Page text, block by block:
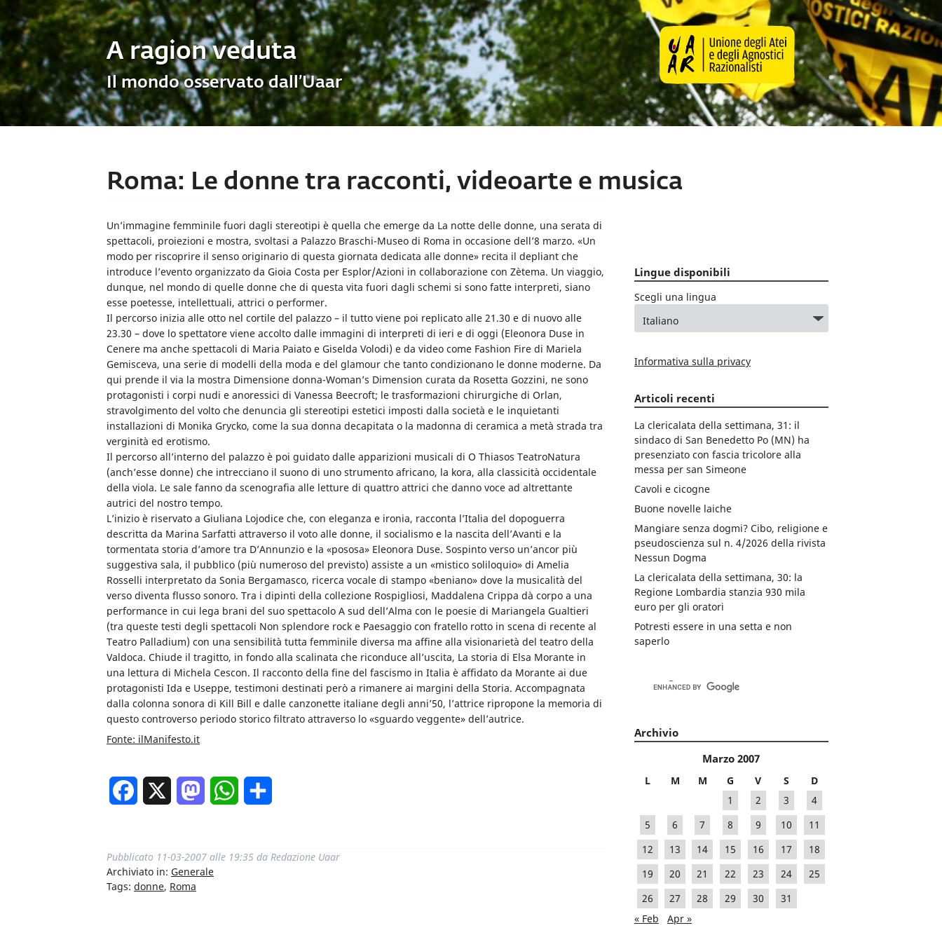
A ragion veduta
Il mondo osservato dall’Uaar
Roma: Le donne tra racconti, videoarte e musica
Un’immagine femminile fuori dagli stereotipi è quella che emerge da La notte delle donne, una serata di
spettacoli, proiezioni e mostra, svoltasi a Palazzo Braschi-Museo di Roma in occasione dell’8 marzo. «Un
modo per riscoprire il senso originario di questa giornata dedicata alle donne» recita il depliant che
introduce l’evento organizzato da Gioia Costa per Esplor/Azioni in collaborazione con Zètema. Un viaggio,
dunque, nel mondo di quelle donne che di questa vita fuori dagli schemi si sono fatte interpreti, siano
esse poetesse, intellettuali, attrici o performer.
Il percorso inizia alle otto nel cortile del palazzo – il tutto viene poi replicato alle 21.30 e di nuovo alle
23.30 – dove lo spettatore viene accolto dalle immagini di interpreti di ieri e di oggi (Eleonora Duse in
Cenere ma anche spettacoli di Maria Paiato e Giselda Volodi) e da video come Fashion Fire di Mariela
Gemisceva, una serie di modelli della moda e del glamour che tanto condizionano le donne moderne. Da
qui prende il via la mostra Dimensione donna-Woman’s Dimension curata da Rosetta Gozzini, ne sono
protagonisti i corpi nudi e anoressici di Vanessa Beecroft; le trasformazioni chirurgiche di Orlan,
stravolgimento del volto che denuncia gli stereotipi estetici imposti dalla società e le inquietanti
installazioni di Monika Grycko, come la sua donna decapitata o la madonna di ceramica a metà strada tra
verginità ed erotismo.
Il percorso all’interno del palazzo è poi guidato dalle apparizioni musicali di O Thiasos TeatroNatura
(anch’esse donne) che intrecciano il suono di uno strumento africano, la kora, alla classicità occidentale
della viola. Le sale fanno da scenografia alle letture di quattro attrici che danno voce ad altrettante
autrici del nostro tempo.
L’inizio è riservato a Giuliana Lojodice che, con eleganza e ironia, racconta l’Italia del dopoguerra
descritta da Marina Sarfatti attraverso il voto alle donne, il socialismo e la nascita dell’Avanti e la
tormentata storia d’amore tra D’Annunzio e la «pososa» Eleonora Duse. Sospinto verso un’ancor più
suggestiva sala, il pubblico (più numeroso del previsto) assiste a un «mistico soliloquio» di Amelia
Rosselli interpretato da Sonia Bergamasco, ricerca vocale di stampo «beniano» dove la musicalità del
verso diventa flusso sonoro. Tra i dipinti della collezione Rospigliosi, Maddalena Crippa dà corpo a una
performance in cui lega brani del suo spettacolo A sud dell’Alma con le poesie di Mariangela Gualtieri
(tra queste testi degli spettacoli Non splendore rock e Paesaggio con fratello rotto in scena di recente al
Teatro Palladium) con una sensibilità tutta femminile diversa ma affine alla visionarietà del teatro della
Valdoca. Chiude il tragitto, in fondo alla scalinata che riconduce all’uscita, La storia di Elsa Morante in
una lettura di Michela Cescon. Il racconto della fine del fascismo in Italia è affidato da Morante ai due
protagonisti Ida e Useppe, testimoni destinati però a rimanere ai margini della Storia. Accompagnata
dalla colonna sonora di Kill Bill e dalle canzonette italiane degli anni’50, l’attrice ripropone la memoria di
questo controverso periodo storico filtrato attraverso lo «sguardo veggente» dell’autrice.
Fonte: ilManifesto.it
Facebook MastodonWhatsApp
Pubblicato 11-03-2007 alle 19:35 da Redazione Uaar
Archiviato in: Generale
Tags: donne, Roma
Lingue disponibili
Scegli una lingua
Informativa sulla privacy
Articoli recenti
La clericalata della settimana, 31: il
sindaco di San Benedetto Po (MN) ha
presenziato con fascia tricolore alla
messa per san Simeone
Cavoli e cicogne
Buone novelle laiche
Mangiare senza dogmi? Cibo, religione e
pseudoscienza sul n. 4/2026 della rivista
Nessun Dogma
La clericalata della settimana, 30: la
Regione Lombardia stanzia 930 mila
euro per gli oratori
Potresti essere in una setta e non
saperlo
Archivio
Marzo 2007
L M M G V S
D
1
2 3
4
5
6 7 8 9 10
11
12
13 14 15 16 17
18
19
20 21 22 23 24
25
26
27 28 29 30
31
« Feb
Apr »